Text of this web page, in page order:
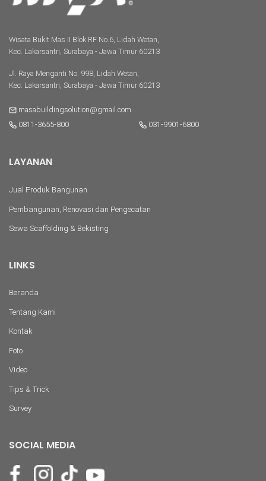
Wisata Bukit Mas II Blok RF No.6, Lidah Wetan,
Kec. Lakarsantri, Surabaya - Jawa Timur 60213
Jl. Raya Menganti No. 998, Lidah Wetan,
Kec. Lakarsantri, Surabaya - Jawa Timur 60213
masabuildingsolution@gmail.com
0811-3655-800
031-9901-6800
LAYANAN
Jual Produk Bangunan
Pembangunan, Renovasi dan Pengecatan
Sewa Scaffolding & Bekisting
LINKS
Beranda
Tentang Kami
Kontak
Foto
Video
Tips & Trick
Survey
SOCIAL MEDIA